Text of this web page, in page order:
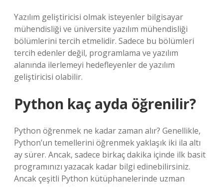
Yazılım geliştiricisi olmak isteyenler bilgisayar
mühendisliği ve üniversite yazılım mühendisliği
bölümlerini tercih etmelidir. Sadece bu bölümleri
tercih edenler değil, programlama ve yazılım
alanında ilerlemeyi hedefleyenler de yazılım
geliştiricisi olabilir.
Python kaç ayda öğrenilir?
Python öğrenmek ne kadar zaman alır? Genellikle,
Python’un temellerini öğrenmek yaklaşık iki ila altı
ay sürer. Ancak, sadece birkaç dakika içinde ilk basit
programınızı yazacak kadar bilgi edinebilirsiniz.
Ancak çeşitli Python kütüphanelerinde uzman